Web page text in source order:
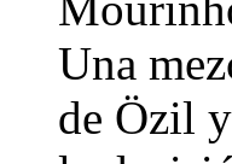
Una
de Özil